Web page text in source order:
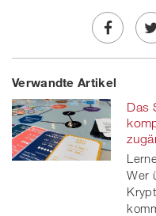
Share
on
Verwandte Artikel
Das
Wer